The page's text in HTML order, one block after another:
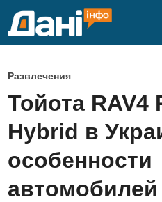
О
п
у
б
л
и
к
Развлечения
Тойота RAV4
Hybrid в
особенности
автомобилей